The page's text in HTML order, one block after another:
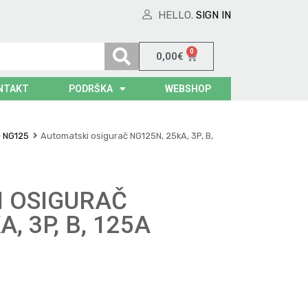
HELLO. SIGN IN
0,00€ 0
PODRŠKA WEBSHOP
Automatski osigurač NG125N, 25kA, 3P, B,
3P, B, 125A